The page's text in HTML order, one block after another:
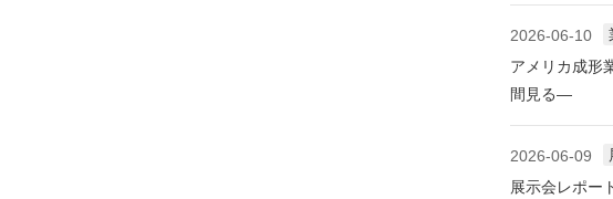
2026-06-10
アメリカ成形
間見る―
2026-06-09
展示会レポ